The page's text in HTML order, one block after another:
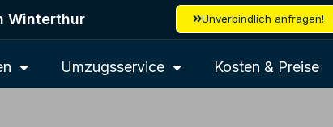
Winterthur Unverbindlich anfragen!
Umzugsservice Kosten & Preise